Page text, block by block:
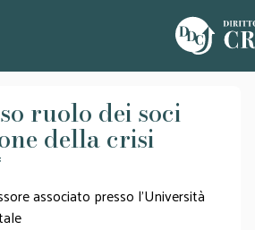
ruolo dei soci
della crisi
associato presso l’Università